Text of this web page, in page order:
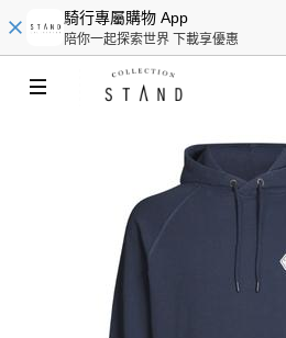
騎行專屬購物 App
陪你一起探索世界 下載享優惠